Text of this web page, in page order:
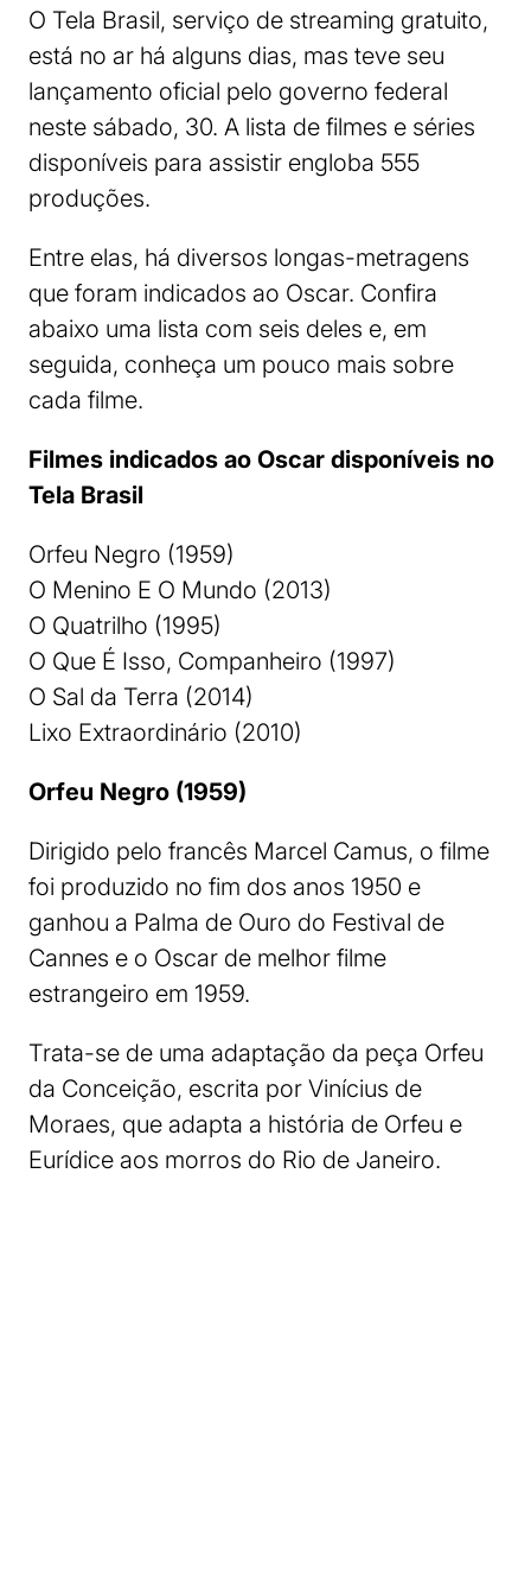
O Tela Brasil, serviço de streaming gratuito,
está no ar há alguns dias, mas teve seu
lançamento oficial pelo governo federal
neste sábado, 30. A lista de filmes e séries
disponíveis para assistir engloba 555
produções.
Entre elas, há diversos longas-metragens
que foram indicados ao Oscar. Confira
abaixo uma lista com seis deles e, em
seguida, conheça um pouco mais sobre
cada filme.
Filmes indicados ao Oscar disponíveis no
Tela Brasil
Orfeu Negro (1959)
O Menino E O Mundo (2013)
O Quatrilho (1995)
O Que É Isso, Companheiro (1997)
O Sal da Terra (2014)
Lixo Extraordinário (2010)
Orfeu Negro (1959)
Dirigido pelo francês Marcel Camus, o filme
foi produzido no fim dos anos 1950 e
ganhou a Palma de Ouro do Festival de
Cannes e o Oscar de melhor filme
estrangeiro em 1959.
Trata-se de uma adaptação da peça Orfeu
da Conceição, escrita por Vinícius de
Moraes, que adapta a história de Orfeu e
Eurídice aos morros do Rio de Janeiro.